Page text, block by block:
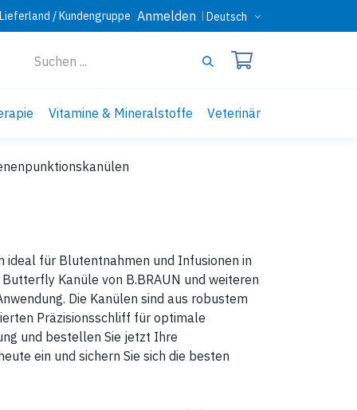
Lieferland / Kundengruppe Anmelden Deutsch
Vitamine & Mineralstoffe Veterinär
ideal für Blutentnahmen und Infusionen in
Kanüle von B.BRAUN und weiteren
Die Kanülen sind aus robustem
Präzisionsschliff für optimale
und bestellen Sie jetzt Ihre
ein und sichern Sie sich die besten